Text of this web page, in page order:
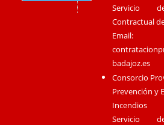
Servicio
Contractual
Email:
badajoz.es
Consorcio
Prevención y
Incendios
Servicio